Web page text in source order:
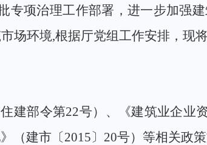
专项治理工作部署 ， 进一步加强
场环境,根据厅党组工作安排，现
建部令第22号）、《建筑业企业
（建市〔2015〕20号）等相关政策